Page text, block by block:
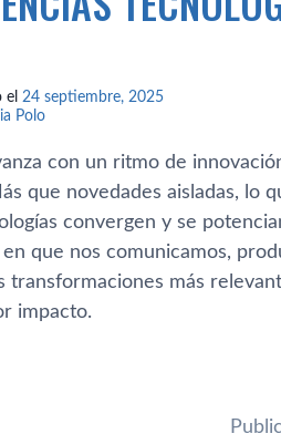
el 24 septiembre, 2025
Polo
con un ritmo de
que novedades aisladas, lo
convergen y se
que nos comunicamos,
transformaciones más
impacto.